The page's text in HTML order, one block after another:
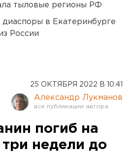
тыловые регионы РФ
диаспоры в Екатеринбурге
России
25 ОКТЯБРЯ 2022 В 10:41
Александр Лукманов
погиб на
недели до